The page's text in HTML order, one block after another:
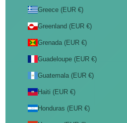
Greece (EUR €)
Greenland (EUR €)
Grenada (EUR €)
Guadeloupe (EUR €)
Guatemala (EUR €)
Haiti (EUR €)
Honduras (EUR €)